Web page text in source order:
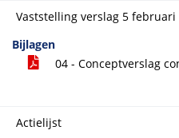
Vaststelling verslag 5 februari
Bijlagen
04 - Conceptverslag
Actielijst